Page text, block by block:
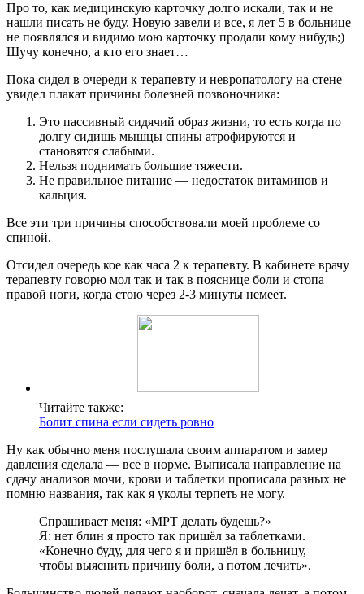
Про то, как медицинскую карточку долго искали, так и не
нашли писать не буду. Новую завели и все, я лет 5 в больнице
не появлялся и видимо мою карточку продали кому нибудь;)
Шучу конечно, а кто его знает…
Пока сидел в очереди к терапевту и невропатологу на стене
увидел плакат причины болезней позвоночника:
Это пассивный сидячий образ жизни, то есть когда по
долгу сидишь мышцы спины атрофируются и
становятся слабыми.
Нельзя поднимать большие тяжести.
Не правильное питание — недостаток витаминов и
кальция.
Все эти три причины способствовали моей проблеме со
спиной.
Отсидел очередь кое как часа 2 к терапевту. В кабинете врачу
терапевту говорю мол так и так в пояснице боли и стопа
правой ноги, когда стою через 2-3 минуты немеет.
Читайте также:
Болит спина если сидеть ровно
Ну как обычно меня послушала своим аппаратом и замер
давления сделала — все в норме. Выписала направление на
сдачу анализов мочи, крови и таблетки прописала разных не
помню названия, так как я уколы терпеть не могу.
Спрашивает меня: «МРТ делать будешь?»
Я: нет блин я просто так пришёл за таблетками.
«Конечно буду, для чего я и пришёл в больницу,
чтобы выяснить причину боли, а потом лечить».